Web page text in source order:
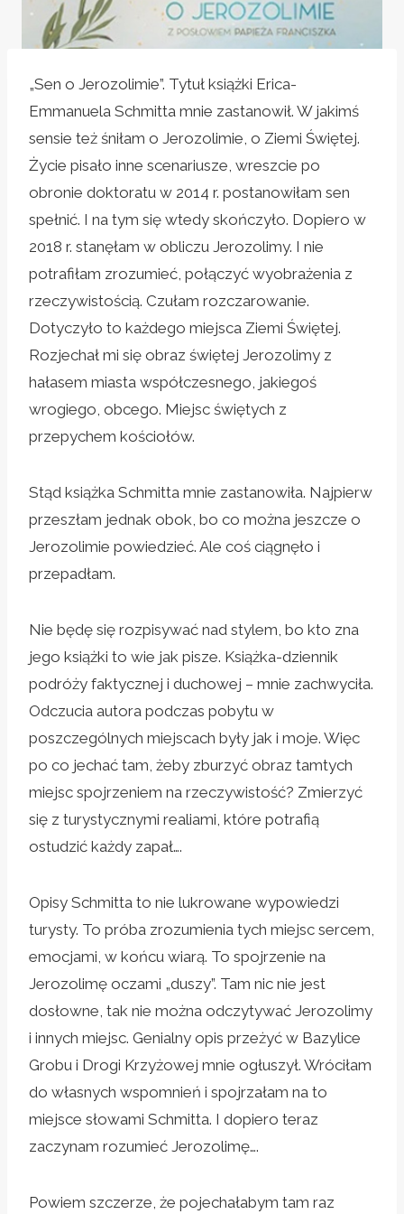
„Sen o Jerozolimie”. Tytuł książki Erica-
Emmanuela Schmitta mnie zastanowił. W jakimś
sensie też śniłam o Jerozolimie, o Ziemi Świętej.
Życie pisało inne scenariusze, wreszcie po
obronie doktoratu w 2014 r. postanowiłam sen
spełnić. I na tym się wtedy skończyło. Dopiero w
2018 r. stanęłam w obliczu Jerozolimy. I nie
potrafiłam zrozumieć, połączyć wyobrażenia z
rzeczywistością. Czułam rozczarowanie.
Dotyczyło to każdego miejsca Ziemi Świętej.
Rozjechał mi się obraz świętej Jerozolimy z
hałasem miasta współczesnego, jakiegoś
wrogiego, obcego. Miejsc świętych z
przepychem kościołów.
Stąd książka Schmitta mnie zastanowiła. Najpierw
przeszłam jednak obok, bo co można jeszcze o
Jerozolimie powiedzieć. Ale coś ciągnęło i
przepadłam.
Nie będę się rozpisywać nad stylem, bo kto zna
jego książki to wie jak pisze. Książka-dziennik
podróży faktycznej i duchowej – mnie zachwyciła.
Odczucia autora podczas pobytu w
poszczególnych miejscach były jak i moje. Więc
po co jechać tam, żeby zburzyć obraz tamtych
miejsc spojrzeniem na rzeczywistość? Zmierzyć
się z turystycznymi realiami, które potrafią
ostudzić każdy zapał….
Opisy Schmitta to nie lukrowane wypowiedzi
turysty. To próba zrozumienia tych miejsc sercem,
emocjami, w końcu wiarą. To spojrzenie na
Jerozolimę oczami „duszy”. Tam nic nie jest
dosłowne, tak nie można odczytywać Jerozolimy
i innych miejsc. Genialny opis przeżyć w Bazylice
Grobu i Drogi Krzyżowej mnie ogłuszył. Wróciłam
do własnych wspomnień i spojrzałam na to
miejsce słowami Schmitta. I dopiero teraz
zaczynam rozumieć Jerozolimę….
Powiem szczerze, że pojechałabym tam raz